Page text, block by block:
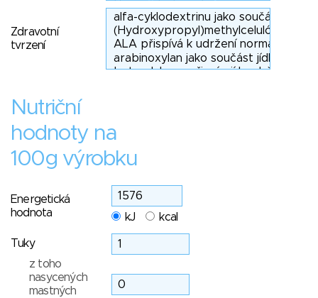
Zdravotní
tvrzení
Nutriční
hodnoty na
100g výrobku
Energetická
hodnota
kJ kcal
Tuky
z toho
nasycených
mastných